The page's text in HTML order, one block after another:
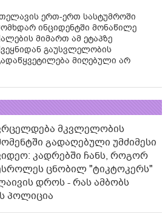
ერთ-ერთ სასტუმროში
ინციდენტში მონაწილე
მიმართ ამ ეტაპზე
გაუსვლელობის
მიღებული არ
მკვლელობის
გადაღებული უმძიმესი
კადრებში ჩანს, როგორ
ცნობილ "ტიკტოკერს"
დროს - რას ამბობს
პოლიცია